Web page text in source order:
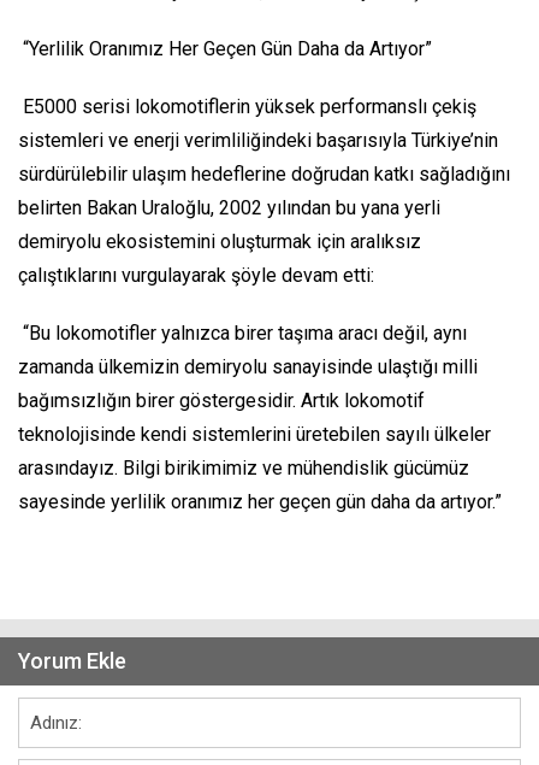
“Yerlilik Oranımız Her Geçen Gün Daha da Artıyor”
E5000 serisi lokomotiflerin yüksek performanslı çekiş
sistemleri ve enerji verimliliğindeki başarısıyla Türkiye’nin
sürdürülebilir ulaşım hedeflerine doğrudan katkı sağladığını
belirten Bakan Uraloğlu, 2002 yılından bu yana yerli
demiryolu ekosistemini oluşturmak için aralıksız
çalıştıklarını vurgulayarak şöyle devam etti:
“Bu lokomotifler yalnızca birer taşıma aracı değil, aynı
zamanda ülkemizin demiryolu sanayisinde ulaştığı milli
bağımsızlığın birer göstergesidir. Artık lokomotif
teknolojisinde kendi sistemlerini üretebilen sayılı ülkeler
arasındayız. Bilgi birikimimiz ve mühendislik gücümüz
sayesinde yerlilik oranımız her geçen gün daha da artıyor.”
Yorum Ekle